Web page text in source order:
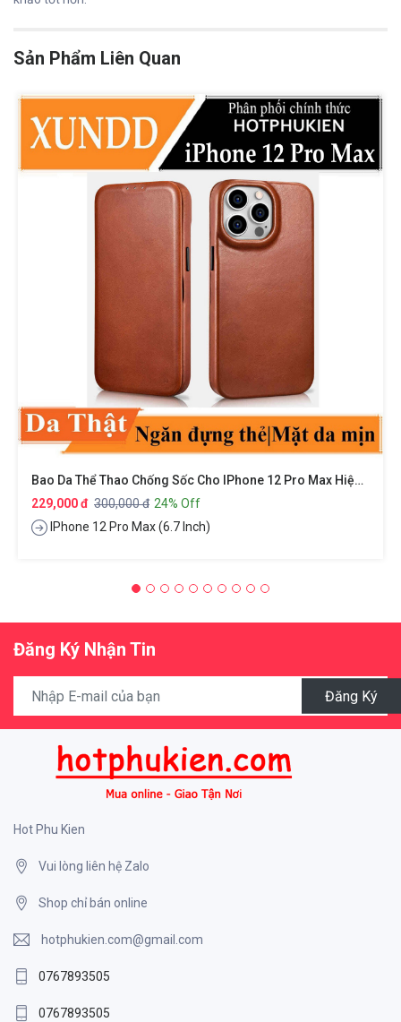
Sản Phẩm Liên Quan
Bao Da Thể Thao Chống Sốc Cho IPhone 12 Pro Max Hiệu XUNDD Gra Series Có Ngăn Đựng Thẻ Card ATM Visit Cao Cấp Bảo Vệ Toàn Diện 360 Độ, Smartsleep Thông Minh
229,000 đ 300,000 đ 24% Off
IPhone 12 Pro Max (6.7 Inch)
Đăng Ký Nhận Tin
Đăng Ký
Hot Phu Kien
Vui lòng liên hệ Zalo
Shop chỉ bán online
hotphukien.com@gmail.com
0767893505
0767893505